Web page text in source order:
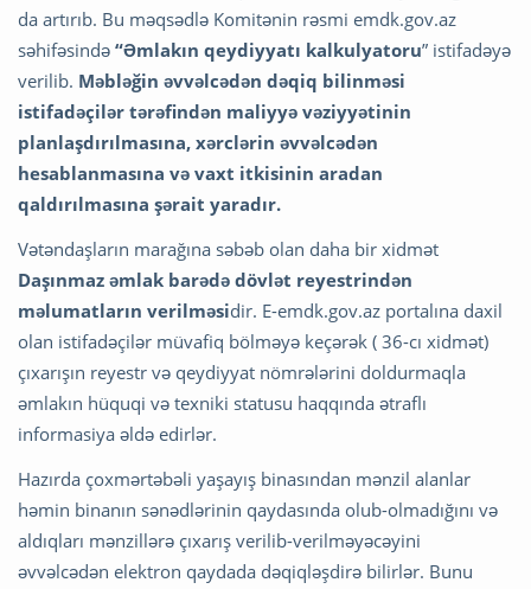
da artırıb. Bu məqsədlə Komitənin rəsmi emdk.gov.az
səhifəsində “Əmlakın qeydiyyatı kalkulyatoru” istifadəyə
verilib. Məbləğin əvvəlcədən dəqiq bilinməsi
istifadəçilər tərəfindən maliyyə vəziyyətinin
planlaşdırılmasına, xərclərin əvvəlcədən
hesablanmasına və vaxt itkisinin aradan
qaldırılmasına şərait yaradır.
Vətəndaşların marağına səbəb olan daha bir xidmət
Daşınmaz əmlak barədə dövlət reyestrindən
məlumatların verilməsidir. E-emdk.gov.az portalına daxil
olan istifadəçilər müvafiq bölməyə keçərək ( 36-cı xidmət)
çıxarışın reyestr və qeydiyyat nömrələrini doldurmaqla
əmlakın hüquqi və texniki statusu haqqında ətraflı
informasiya əldə edirlər.
Hazırda çoxmərtəbəli yaşayış binasından mənzil alanlar
həmin binanın sənədlərinin qaydasında olub-olmadığını və
aldıqları mənzillərə çıxarış verilib-verilməyəcəyini
əvvəlcədən elektron qaydada dəqiqləşdirə bilirlər. Bunu